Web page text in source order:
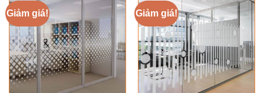
Giảm giá! Giảm giá!